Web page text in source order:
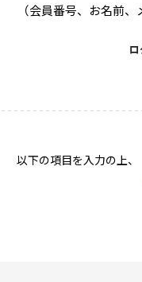
（会員番号、お名前
以下の項目を入力の上、